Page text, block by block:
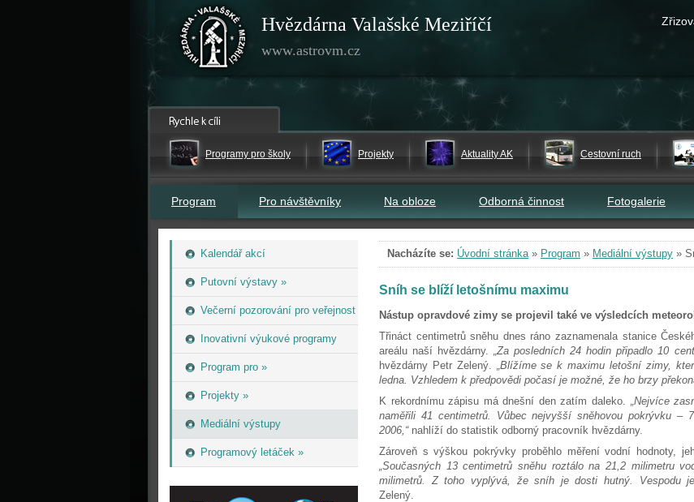
Hvězdárna Valašské Meziříčí
www.astrovm.cz
Programy pro školy Projekty Aktuality AK Cestovní ruch
Program Pro návštěvníky Na obloze Odborná činnost Fotogalerie
Kalendář akcí
Putovní výstavy »
Večerní pozorování pro veřejnost
Inovativní výukové programy
Program pro »
Projekty »
Mediální výstupy
Programový letáček »
Nacházíte se: Úvodní stránka» Program » Mediální výstupy »
Sníh se blíží letošnímu maximu
Nástup opravdové zimy se projevil také ve výsledcích
Třináct centimetrů sněhu dnes ráno zaznamenala stanice
areálu naší hvězdárny.„Za posledních 24 hodin připadlo 10
hvězdárny Petr Zelený. „Blížíme se k maximu letošní zimy,
ledna. Vzhledem k předpovědi počasí je možné, že ho brzy
K rekordnímu zápisu má dnešní den zatím daleko. „Nejvíce
naměřili 41 centimetrů. Vůbec nejvyšší sněhovou pokrývku –
2006,“ nahlíží do statistik odborný pracovník hvězdárny.
Zároveň s výškou pokrývky proběhlo měření vodní hodnoty,
„Současných 13 centimetrů sněhu roztálo na 21,2 milimetru
milimetrů. Z toho vyplývá, že sníh je dosti hutný. Vespodu
Zelený.